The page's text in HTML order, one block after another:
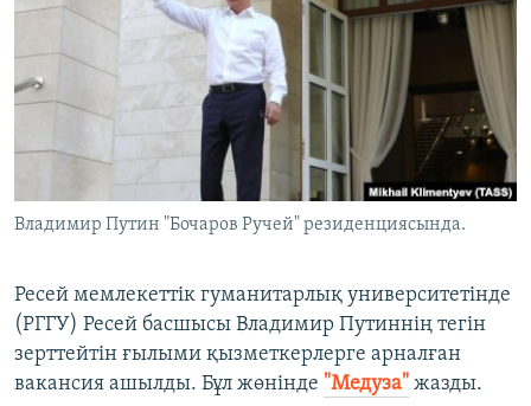
ЖАЗЫЛЫҢЫЗ
Басқа тілдерде
Владимир Путин "Бочаров Ручей" резиденциясында.
Ресей мемлекеттік гуманитарлық университетінде
(РГГУ) Ресей басшысы Владимир Путиннің тегін
зерттейтін ғылыми қызметкерлерге арналған
вакансия ашылды. Бұл жөнінде "Медуза" жазды.